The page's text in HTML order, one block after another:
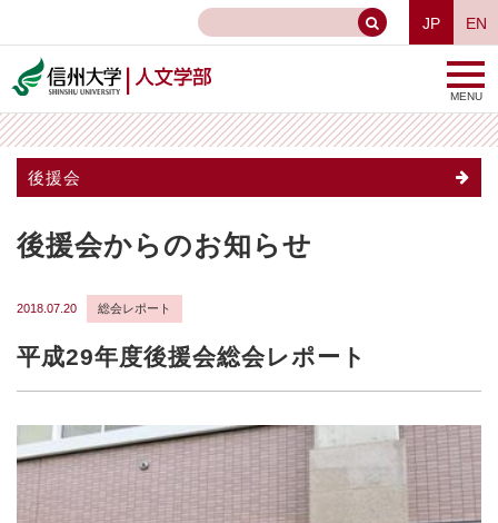
JP EN
MENU
後援会
後援会からのお知らせ
2018.07.20 総会レポート
平成29年度後援会総会レポート